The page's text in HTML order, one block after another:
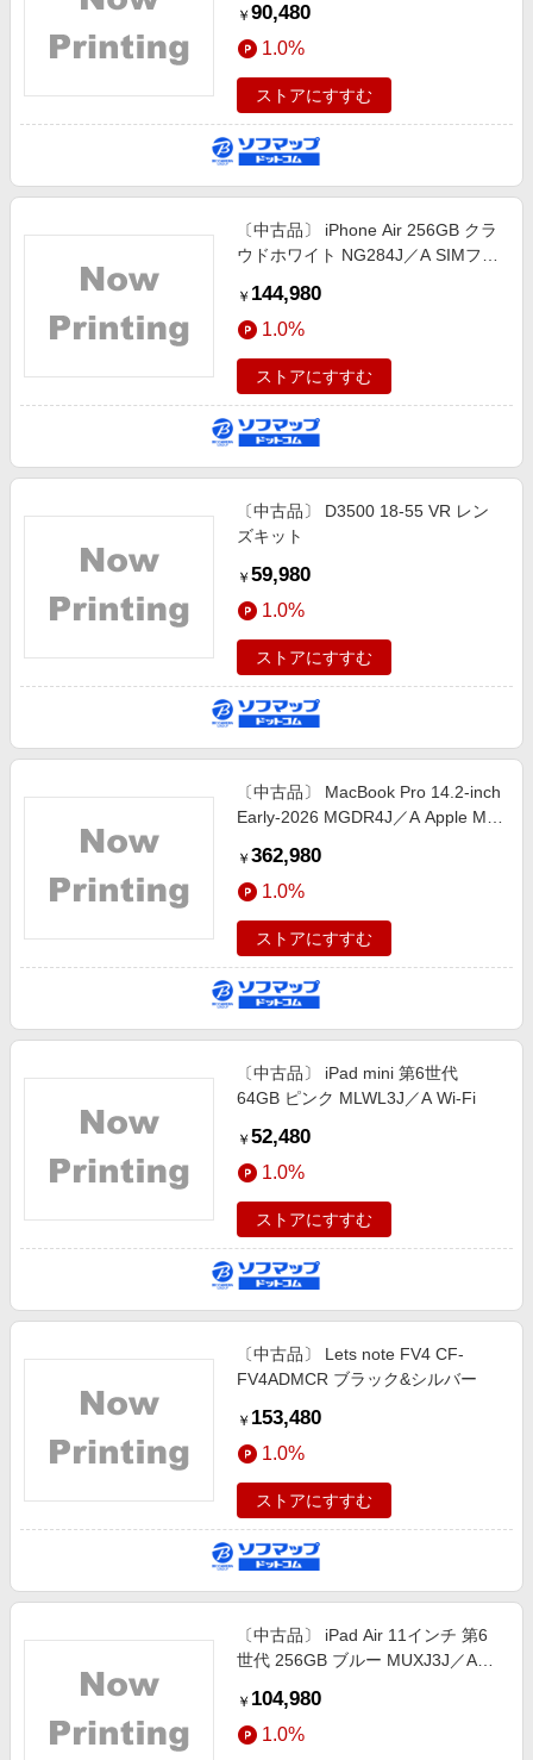
￥ 90,480
1.0%
ストアにすすむ
〔中古品〕 iPhone Air 256GB クラ
ウドホワイト NG284J／A SIMフリ
￥ 144,980
1.0%
ストアにすすむ
〔中古品〕 D3500 18-55 VR レン
ズキット
￥ 59,980
1.0%
ストアにすすむ
〔中古品〕 MacBook Pro 14.2-inch
Early-2026 MGDR4J／A Apple M5
SSD1TB スペースブラック 〔26.3
Tahoe〕
￥ 362,980
1.0%
ストアにすすむ
〔中古品〕 iPad mini 第6世代
64GB ピンク MLWL3J／A Wi-Fi
￥ 52,480
1.0%
ストアにすすむ
〔中古品〕 Lets note FV4 CF-
FV4ADMCR ブラック&シルバー
￥ 153,480
1.0%
ストアにすすむ
〔中古品〕 iPad Air 11インチ 第6
世代 256GB ブルー MUXJ3J／A
￥ 104,980
1.0%